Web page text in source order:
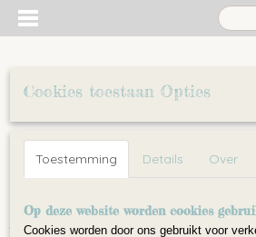
Inloggen Registreren
Home>Wol>Lontwol>Groentinten
Cookies toestaan Opties
Toestemming Details Over
Op deze website worden cookies
Cookies worden door ons gebruikt voor